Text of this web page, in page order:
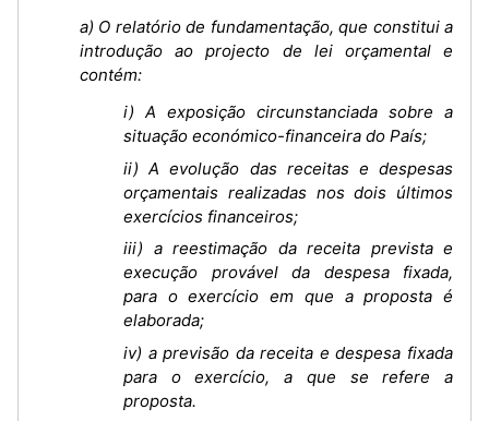
a) O relatório de fundamentação, que constitui a
introdução ao projecto de lei orçamental e
contém:
i) A exposição circunstanciada sobre a
situação económico-financeira do País;
ii) A evolução das receitas e despesas
orçamentais realizadas nos dois últimos
exercícios financeiros;
iii) a reestimação da receita prevista e
execução provável da despesa fixada,
para o exercício em que a proposta é
elaborada;
iv) a previsão da receita e despesa fixada
para o exercício, a que se refere a
proposta.